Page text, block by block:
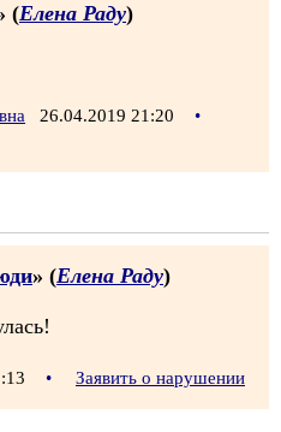
(Елена Раду)
26.04.2019 21:20
•
» (Елена Раду)
• Заявить о нарушении